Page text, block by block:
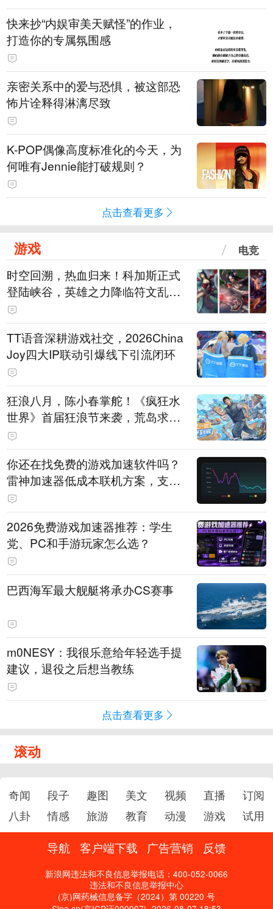
快来抄“内娱审美天赋怪”的作业，
打造你的专属氛围感
亲密关系中的爱与恐惧，被这部恐
怖片诠释得淋漓尽致
K-POP偶像高度标准化的今天，为
何唯有Jennie能打破规则？
点击查看更多
游戏 电竞
时空回溯，热血归来！科加斯正式
登陆峡谷，英雄之力降临符文乱
斗！
TT语音深耕游戏社交，2026China
Joy四大IP联动引爆线下引流闭环
狂浪八月，陈小春掌舵！《疯狂水
世界》首届狂浪节来袭，荒岛求生
直播即将开启
你还在找免费的游戏加速软件吗？
雷神加速器低成本联机方案，支持
免费试用
2026免费游戏加速器推荐：学生
党、PC和手游玩家怎么选？
巴西海军最大舰艇将承办CS赛事
m0NESY：我很乐意给年轻选手提
建议，退役之后想当教练
点击查看更多
滚动
奇闻 段子 趣图 美文 视频 直播
订阅
八卦
情感 旅游 教育 动漫 游戏 试用
导航 客户端下载 广告营销 反馈
新浪网违法和不良信息举报电话：400-052-0066
违法和不良信息举报中心
(京)网药械信息备字（2024）第 00220 号